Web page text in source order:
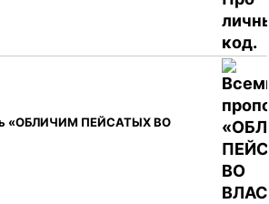
«ОБЛИЧИМ ПЕЙСАТЫХ ВО